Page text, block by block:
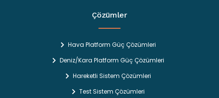
Çözümler
Hava Platform Güç Çözümleri
Deniz/Kara Platform Güç Çözümleri
Hareketli Sistem Çözümleri
Test Sistem Çözümleri